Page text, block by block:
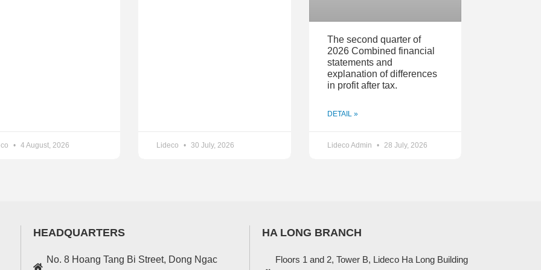
4 August, 2026 Lideco 30 July, 2026
The second quarter of
2026 Combined financial
statements and
explanation of differences
in profit after tax.
DETAIL »
Lideco Admin 28 July, 2026
HEADQUARTERS
No. 8 Hoang Tang Bi Street, Dong Ngac
HA LONG BRANCH
Floors 1 and 2, Tower B, Lideco Ha Long Building